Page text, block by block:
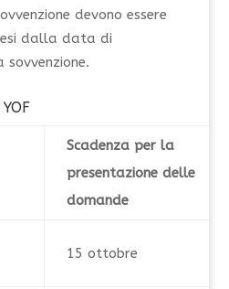
devono essere
dalla data di
sovvenzione.
Scadenza per la
presentazione delle
domande
15 ottobre